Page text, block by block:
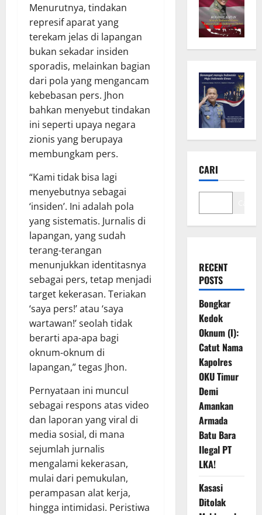
Menurutnya, tindakan
represif aparat yang
terekam jelas di lapangan
bukan sekadar insiden
sporadis, melainkan bagian
dari pola yang mengancam
kebebasan pers. Jhon
bahkan menyebut tindakan
ini seperti upaya negara
zionis yang berupaya
membungkam pers.
“Kami tidak bisa lagi
menyebutnya sebagai
‘insiden’. Ini adalah pola
yang sistematis. Jurnalis di
lapangan, yang sudah
terang-terangan
menunjukkan identitasnya
sebagai pers, tetap menjadi
target kekerasan. Teriakan
‘saya pers!’ atau ‘saya
wartawan!’ seolah tidak
berarti apa-apa bagi
oknum-oknum di
lapangan,” tegas Jhon.
Pernyataan ini muncul
sebagai respons atas video
dan laporan yang viral di
media sosial, di mana
sejumlah jurnalis
mengalami kekerasan,
mulai dari pemukulan,
perampasan alat kerja,
hingga intimidasi. Peristiwa
CARI
RECENT
POSTS
Bongkar
Kedok
Oknum (I):
Catut Nama
Kapolres
OKU Timur
Demi
Amankan
Armada
Batu Bara
Ilegal PT
LKA!
Kasasi
Ditolak